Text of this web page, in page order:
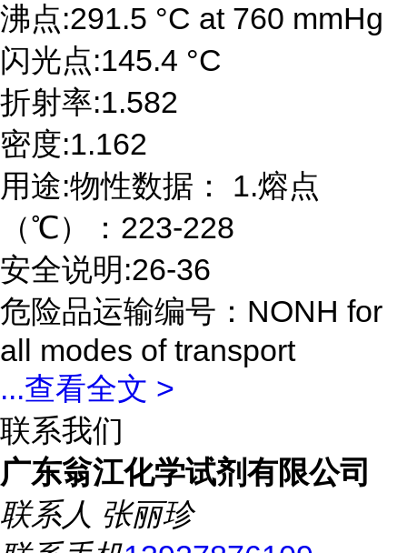
沸点:291.5 °C at 760 mmHg
闪光点:145.4 °C
折射率:1.582
密度:1.162
用途:物性数据： 1.熔点
（℃）：223-228
安全说明:26-36
危险品运输编号：NONH for
all modes of transport
...查看全文 >
联系我们
广东翁江化学试剂有限公司
联系人 张丽珍